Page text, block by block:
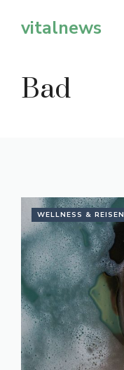
Inhaltvitalnews
Bad
WELLNESS & REISEN